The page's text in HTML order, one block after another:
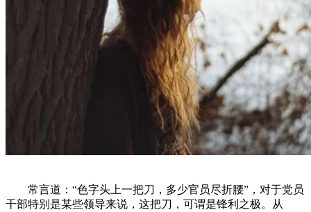
常言道：“色字头上一把刀，多少官员尽折腰”，对于党员
干部特别是某些领导来说，这把刀，可谓是锋利之极。从